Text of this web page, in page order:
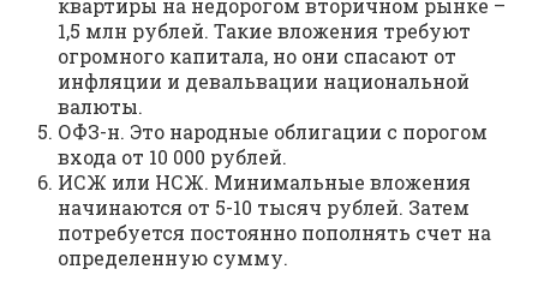
1,5 млн рублей. Такие вложения требуют
огромного капитала, но они спасают от
инфляции и девальвации национальной
валюты.
ОФЗ-н. Это народные облигации с порогом
входа от 10 000 рублей.
ИСЖ или НСЖ. Минимальные вложения
начинаются от 5-10 тысяч рублей. Затем
потребуется постоянно пополнять счет на
определенную сумму.